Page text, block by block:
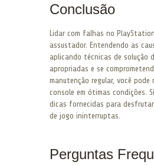
Conclusão
Lidar com falhas no
assustador. Entendendo as
aplicando técnicas de solução
apropriadas e se
manutenção regular, você pode
console em ótimas condições.
dicas fornecidas para
de jogo ininterruptas.
Perguntas